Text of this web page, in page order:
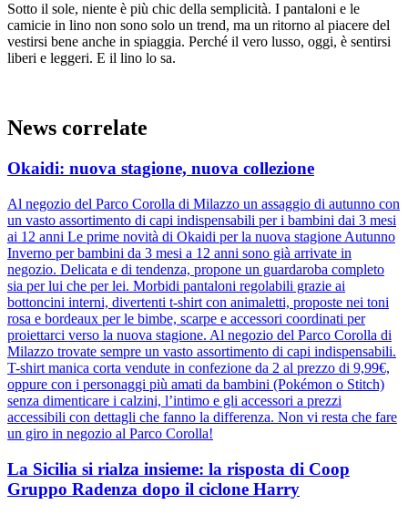
Sotto il sole, niente è più chic della semplicità. I pantaloni e le
camicie in lino non sono solo un trend, ma un ritorno al piacere del
vestirsi bene anche in spiaggia. Perché il vero lusso, oggi, è sentirsi
liberi e leggeri. E il lino lo sa.
News correlate
Okaidi: nuova stagione, nuova collezione
Al negozio del Parco Corolla di Milazzo un assaggio di autunno con
un vasto assortimento di capi indispensabili per i bambini dai 3 mesi
ai 12 anni Le prime novità di Okaidi per la nuova stagione Autunno
Inverno per bambini da 3 mesi a 12 anni sono già arrivate in
negozio. Delicata e di tendenza, propone un guardaroba completo
sia per lui che per lei. Morbidi pantaloni regolabili grazie ai
bottoncini interni, divertenti t-shirt con animaletti, proposte nei toni
rosa e bordeaux per le bimbe, scarpe e accessori coordinati per
proiettarci verso la nuova stagione. Al negozio del Parco Corolla di
Milazzo trovate sempre un vasto assortimento di capi indispensabili.
T-shirt manica corta vendute in confezione da 2 al prezzo di 9,99€,
oppure con i personaggi più amati da bambini (Pokémon o Stitch)
senza dimenticare i calzini, l’intimo e gli accessori a prezzi
accessibili con dettagli che fanno la differenza. Non vi resta che fare
un giro in negozio al Parco Corolla!
La Sicilia si rialza insieme: la risposta di Coop
Gruppo Radenza dopo il ciclone Harry